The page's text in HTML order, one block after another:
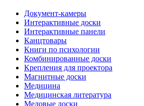
Документ-камеры
Интерактивные доски
Интерактивные панели
Канцтовары
Книги по психологии
Комбинированные доски
Крепления для проектора
Магнитные доски
Медицина
Медицинская литература
Меловые доски